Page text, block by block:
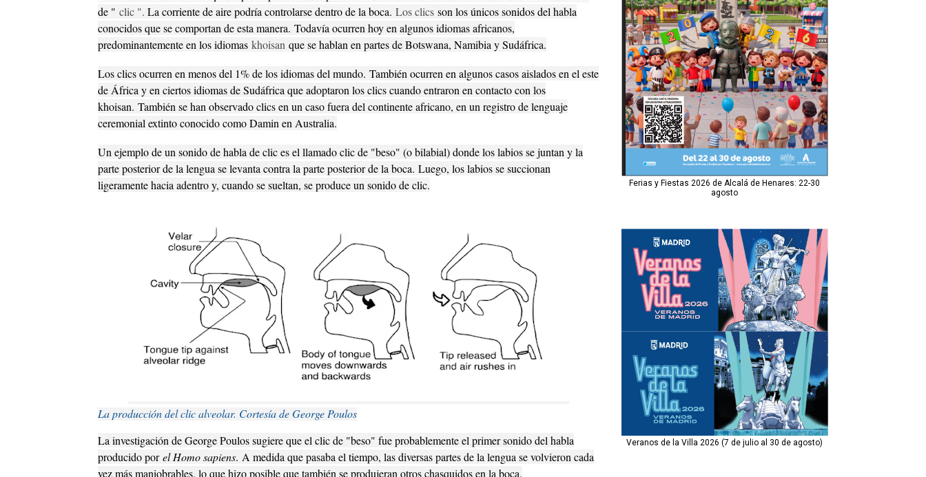
de " clic ". La corriente de aire podría controlarse dentro de la boca. Los clics son los únicos sonidos del habla
conocidos que se comportan de esta manera. Todavía ocurren hoy en algunos idiomas africanos,
predominantemente en los idiomas khoisan que se hablan en partes de Botswana, Namibia y Sudáfrica.
Los clics ocurren en menos del 1% de los idiomas del mundo. También ocurren en algunos casos aislados en el este
de África y en ciertos idiomas de Sudáfrica que adoptaron los clics cuando entraron en contacto con los
khoisan. También se han observado clics en un caso fuera del continente africano, en un registro de lenguaje
ceremonial extinto conocido como Damin en Australia.
Un ejemplo de un sonido de habla de clic es el llamado clic de "beso" (o bilabial) donde los labios se juntan y la
parte posterior de la lengua se levanta contra la parte posterior de la boca. Luego, los labios se succionan
ligeramente hacia adentro y, cuando se sueltan, se produce un sonido de clic.
La producción del clic alveolar. Cortesía de George Poulos
La investigación de George Poulos sugiere que el clic de "beso" fue probablemente el primer sonido del habla
producido porel Homo sapiens. A medida que pasaba el tiempo, las diversas partes de la lengua se volvieron cada
vez más maniobrables, lo que hizo posible que también se produjeran otros chasquidos en la boca.
Ferias y Fiestas 2026 de Alcalá de Henares: 22-30
agosto
Veranos de la Villa 2026 (7 de julio al 30 de agosto)